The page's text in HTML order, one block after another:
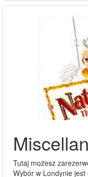
Tutaj możesz
Wybór w Londynie